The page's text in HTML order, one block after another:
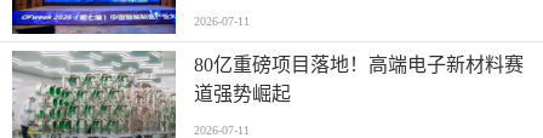
以自主创新实力引领智造新浪潮
2026-07-11
80亿重磅项目落地！高端电子新材料赛
道强势崛起
2026-07-11